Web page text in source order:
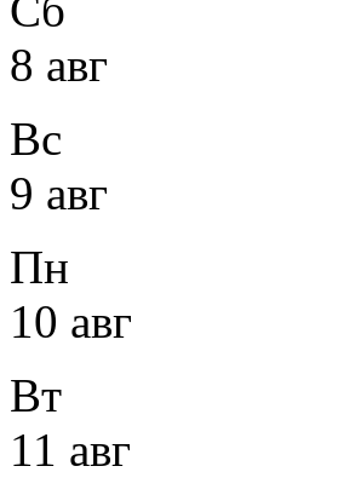
8 авг
Вс
9 авг
Пн
10 авг
Вт
11 авг